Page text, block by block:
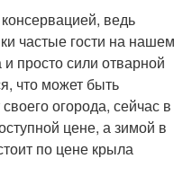
ведь
частые гости на нашем
просто сили отварной
что может быть
огорода, сейчас в
цене, а зимой в
по цене крыла